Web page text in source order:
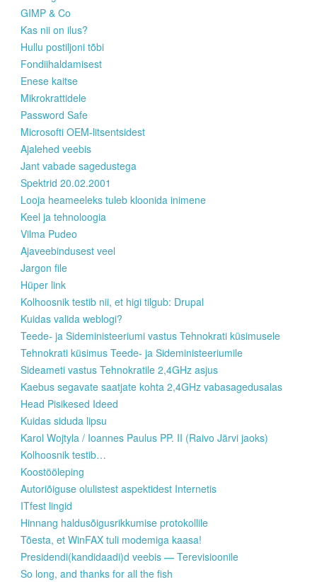
GIMP & Co
Kas nii on ilus?
Hullu postiljoni tõbi
Fondiihaldamisest
Enese kaitse
Mikrokrattidele
Password Safe
Microsofti OEM-litsentsidest
Ajalehed veebis
Jant vabade sagedustega
Spektrid 20.02.2001
Looja heameeleks tuleb kloonida inimene
Keel ja tehnoloogia
Vilma Pudeo
Ajaveebindusest veel
Jargon file
Hüper link
Kolhoosnik testib nii, et higi tilgub: Drupal
Kuidas valida weblogi?
Teede- ja Sideministeeriumi vastus Tehnokrati küsimusele
Tehnokrati küsimus Teede- ja Sideministeeriumile
Sideameti vastus Tehnokratile 2,4GHz asjus
Kaebus segavate saatjate kohta 2,4GHz vabasagedusalas
Head Pisikesed Ideed
Kuidas siduda lipsu
Karol Wojtyla / Ioannes Paulus PP. II (Raivo Järvi jaoks)
Kolhoosnik testib…
Koostööleping
Autoriõiguse olulistest aspektidest Internetis
ITfest lingid
Hinnang haldusõigusrikkumise protokollile
Tõesta, et WinFAX tuli modemiga kaasa!
Presidendi(kandidaadi)d veebis — Terevisioonile
So long, and thanks for all the fish